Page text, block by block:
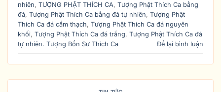
nhiên, TƯỢNG PHẬT THÍCH CA, Tượng Phật Thích Ca bằng
đá, Tượng Phật Thích Ca bằng đá tự nhiên, Tượng Phật
Thích Ca đá cẩm thạch, Tượng Phật Thích Ca đá nguyên
khối, Tượng Phật Thích Ca đá trắng, Tượng Phật Thích Ca đá
tự nhiên. Tượng Bổn Sư Thích Ca
Để lại bình luận